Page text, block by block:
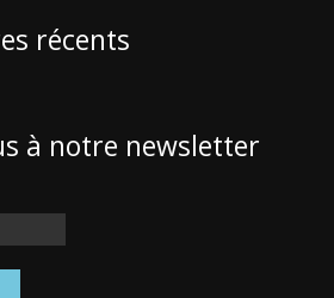
récents
à notre newsletter